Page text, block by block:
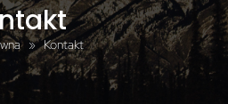
»Kontakt